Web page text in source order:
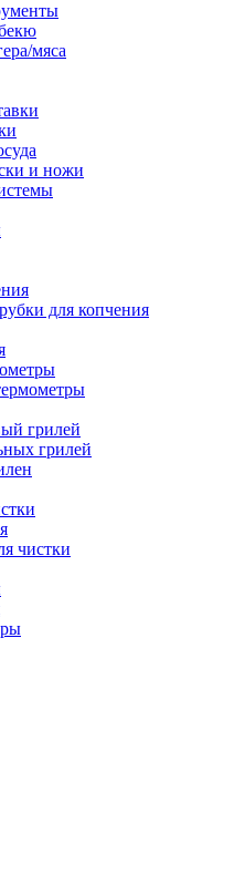
мяса
и ножи
для копчения
грилей
грилей
чистки